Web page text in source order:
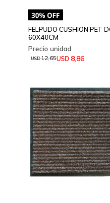
FELPUDO CUSHION PET
60X40CM
USD 8,86
USD12,65